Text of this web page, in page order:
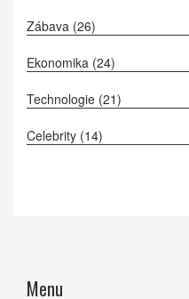
Zábava (26)
Ekonomika (24)
Technologie (21)
Celebrity (14)
Menu